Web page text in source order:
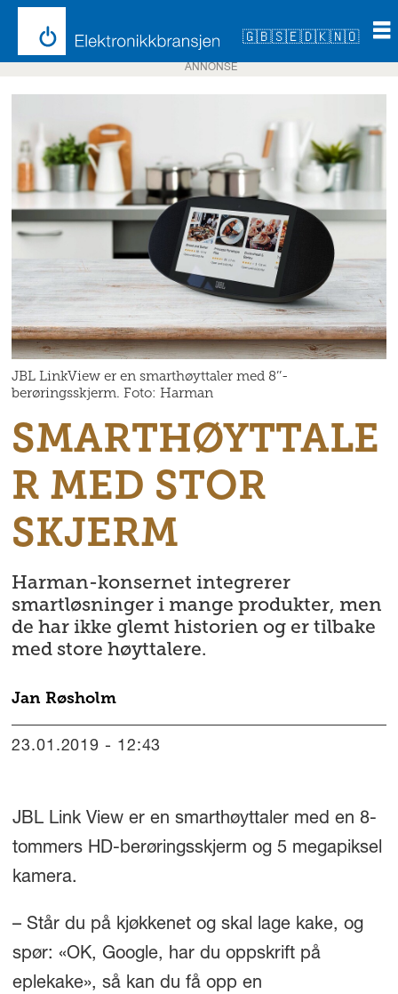
🇬🇧🇸🇪🇩🇰🇳🇴
ANNONSE
JBL LinkView er en smarthøyttaler med 8’’-
berøringsskjerm. Foto: Harman
SMARTHØYTTALE
R MED STOR
SKJERM
Harman-konsernet integrerer
smartløsninger i mange produkter, men
de har ikke glemt historien og er tilbake
med store høyttalere.
Jan Røsholm
23.01.2019 - 12:43
JBL Link View er en smarthøyttaler med en 8-
tommers HD-berøringsskjerm og 5 megapiksel
kamera.
– Står du på kjøkkenet og skal lage kake, og
spør: «OK, Google, har du oppskrift på
eplekake», så kan du få opp en